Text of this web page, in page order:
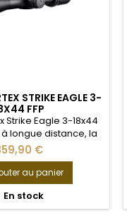
STRIKE EAGLE 3-
FFP
Strike Eagle 3-18x44
à longue distance, la
Strike Eagle vous
équipements
Doté d'une clarté
d'un bout à l'autre et
en première
cet instrument
€
au panier
En stock